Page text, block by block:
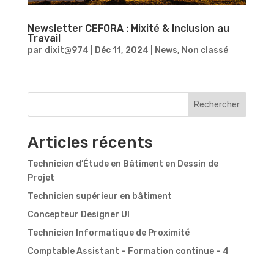
Newsletter CEFORA : Mixité & Inclusion au
Travail
par dixit@974 Déc 11, 2024 News, Non classé
Rechercher
Articles récents
Technicien d’Étude en Bâtiment en Dessin de
Projet
Technicien supérieur en bâtiment
Concepteur Designer UI
Technicien Informatique de Proximité
Comptable Assistant – Formation continue – 4